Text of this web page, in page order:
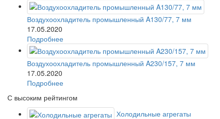
Воздухоохладитель промышленный A130/77, 7 мм
17.05.2020
Подробнее
Воздухоохладитель промышленный A230/157, 7 мм
17.05.2020
Подробнее
С высоким рейтингом
Холодильные агрегаты